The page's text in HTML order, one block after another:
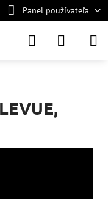
Panel používateľa